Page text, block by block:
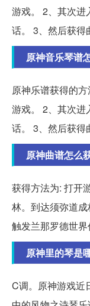
游戏。 2、其次
话。 3、然后获得
原神音乐琴谱
原神乐谱获得的
游戏。 2、其次
话。 3、然后获得
原神曲谱怎么
获得方法为: 打开
林。到达须弥道
触发兰那罗德世界
原神里的琴是
C调。原神游戏近